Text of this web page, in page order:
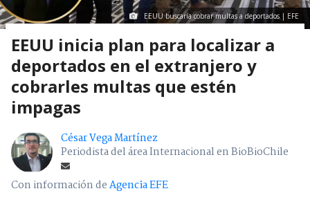
EEUU buscaría cobrar multas a deportados | EFE
EEUU inicia plan para localizar a
deportados en el extranjero y
cobrarles multas que estén
impagas
César Vega Martínez
Periodista del área Internacional en BioBioChile
Con información deAgencia EFE